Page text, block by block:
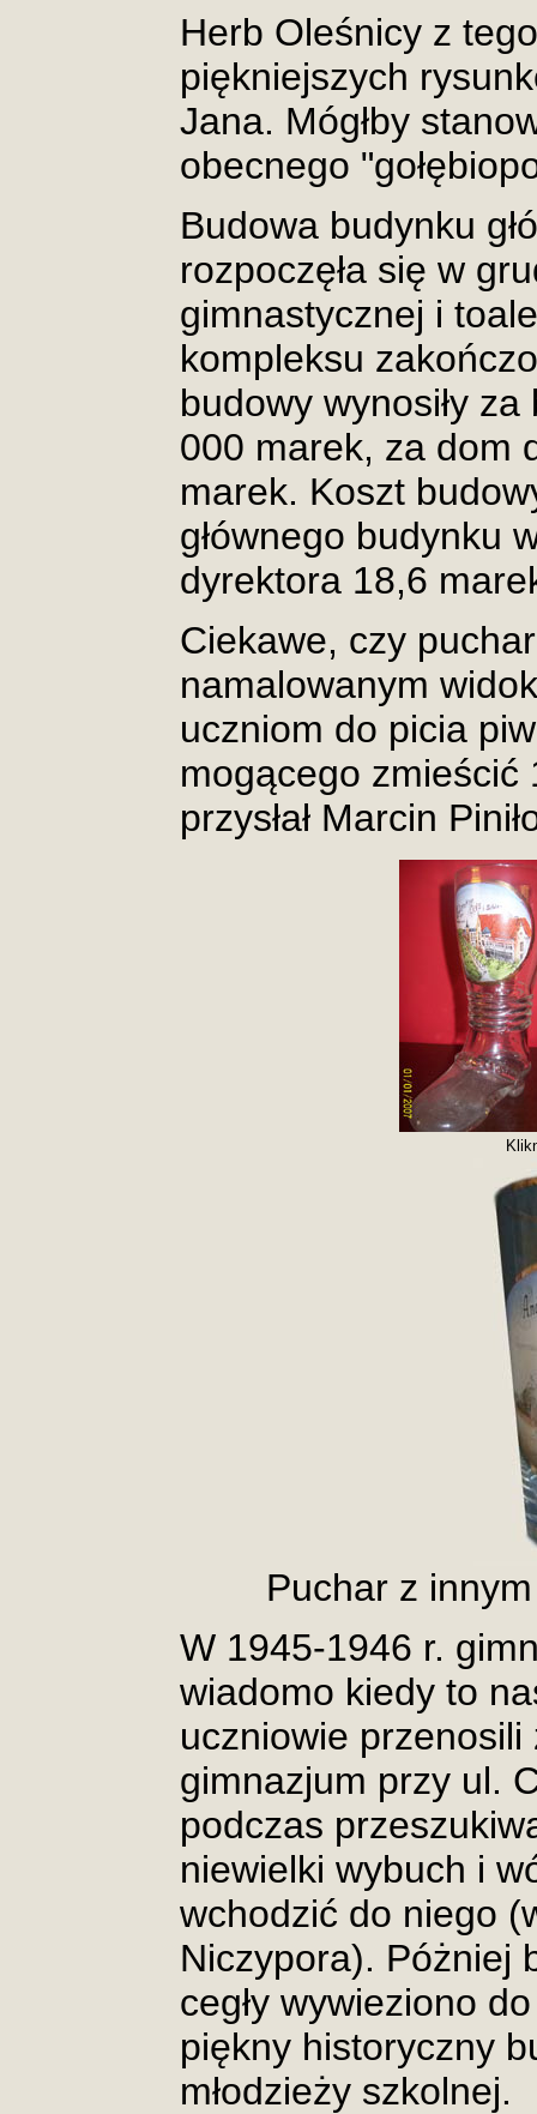
Herb Oleśnicy z
piękniejszych
Jana. Mógłby
obecnego
Budowa budynku
rozpoczęła się w
gimnastycznej i
kompleksu
budowy wynosiły
000 marek, za dom
marek. Koszt
głównego budynku
dyrektora 18,6
Ciekawe, czy
namalowanym
uczniom do picia
mogącego zmieścić
przysłał Marcin
Puchar z
W 1945-1946 r.
wiadomo kiedy to
uczniowie przenosili
gimnazjum przy ul.
podczas
niewielki wybuch i
wchodzić do niego
Niczypora). Póżniej
cegły wywieziono
piękny historyczny
młodzieży szkolnej.